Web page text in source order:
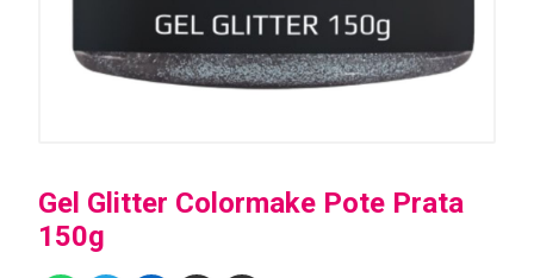
Gel Glitter Colormake Pote Prata
150g